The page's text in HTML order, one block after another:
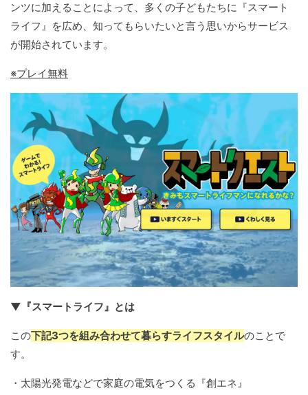
ンツに加えることによって、多くの子どもたちに『スマート
ライフ』を広め、知ってもらいたいと言う思いからサービス
が開始されています。
※プレイ無料
▼『スマートライフ』とは
この下記3つを組み合わせて暮らすライフスタイルのことで
す。
・太陽光発電などで家庭の電気をつくる『創エネ』